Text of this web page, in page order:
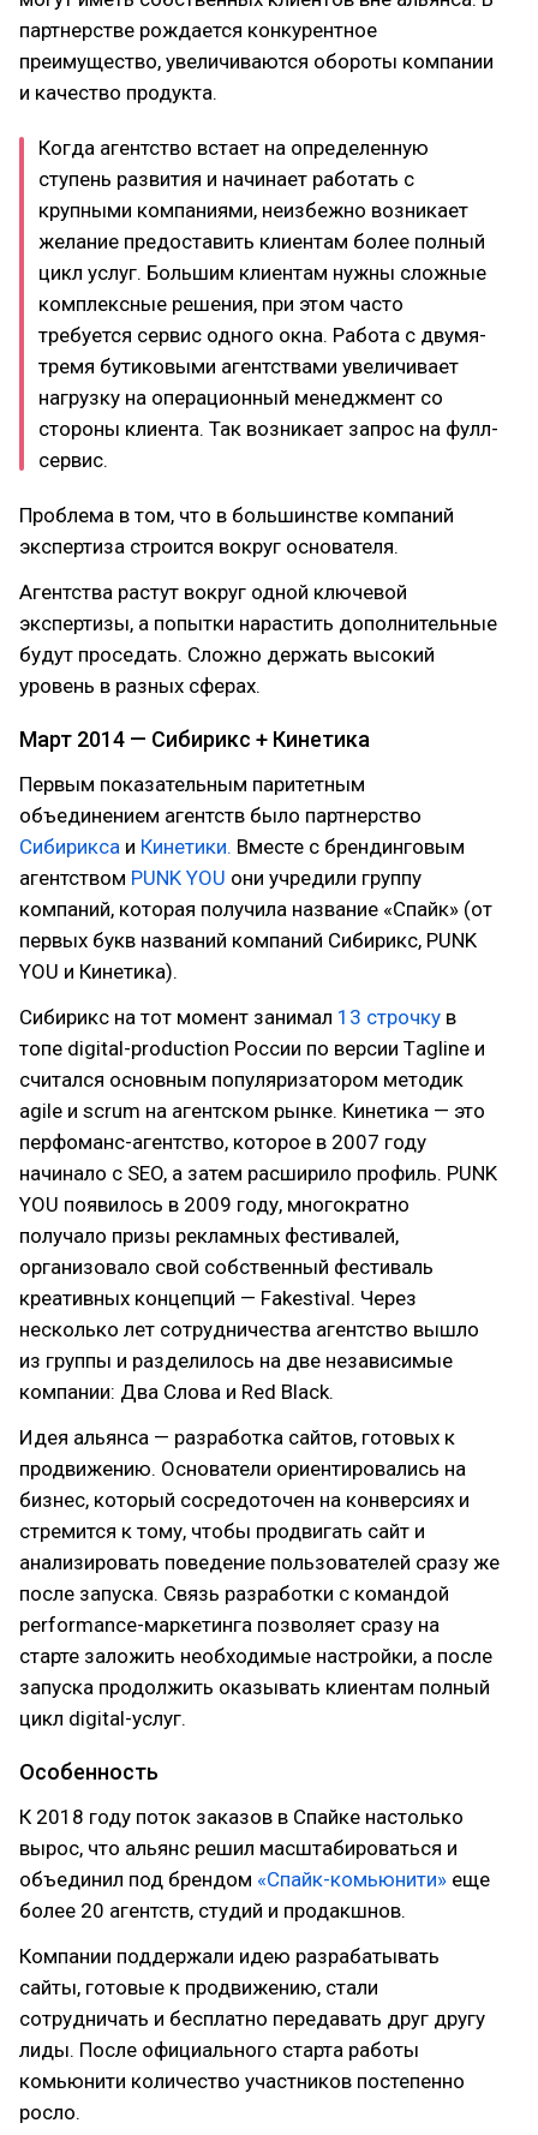
партнерстве рождается конкурентное
преимущество, увеличиваются обороты компании
и качество продукта.
Когда агентство встает на определенную
ступень развития и начинает работать с
крупными компаниями, неизбежно возникает
желание предоставить клиентам более полный
цикл услуг. Большим клиентам нужны сложные
комплексные решения, при этом часто
требуется сервис одного окна. Работа с двумя-
тремя бутиковыми агентствами увеличивает
нагрузку на операционный менеджмент со
стороны клиента. Так возникает запрос на фулл-
сервис.
Проблема в том, что в большинстве компаний
экспертиза строится вокруг основателя.
Агентства растут вокруг одной ключевой
экспертизы, а попытки нарастить дополнительные
будут проседать. Сложно держать высокий
уровень в разных сферах.
Март 2014 — Сибирикс + Кинетика
Первым показательным паритетным
объединением агентств было партнерство
Сибирикса и Кинетики. Вместе с брендинговым
агентством PUNK YOU они учредили группу
компаний, которая получила название «Спайк» (от
первых букв названий компаний Сибирикс, PUNK
YOU и Кинетика).
Сибирикс на тот момент занимал 13 строчку в
топе digital-production России по версии Тagline и
считался основным популяризатором методик
agile и scrum на агентском рынке. Кинетика — это
перфоманс-агентство, которое в 2007 году
начинало с SEO, а затем расширило профиль. PUNK
YOU появилось в 2009 году, многократно
получало призы рекламных фестивалей,
организовало свой собственный фестиваль
креативных концепций — Fakestival. Через
несколько лет сотрудничества агентство вышло
из группы и разделилось на две независимые
компании: Два Слова и Red Black.
Идея альянса — разработка сайтов, готовых к
продвижению. Основатели ориентировались на
бизнес, который сосредоточен на конверсиях и
стремится к тому, чтобы продвигать сайт и
анализировать поведение пользователей сразу же
после запуска. Связь разработки с командой
performance-маркетинга позволяет сразу на
старте заложить необходимые настройки, а после
запуска продолжить оказывать клиентам полный
цикл digital-услуг.
Особенность
К 2018 году поток заказов в Спайке настолько
вырос, что альянс решил масштабироваться и
объединил под брендом «Спайк-комьюнити» еще
более 20 агентств, студий и продакшнов.
Компании поддержали идею разрабатывать
сайты, готовые к продвижению, стали
сотрудничать и бесплатно передавать друг другу
лиды. После официального старта работы
комьюнити количество участников постепенно
росло.